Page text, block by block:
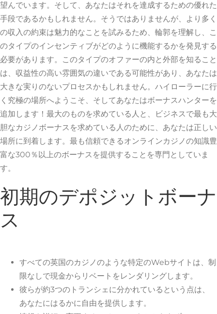
望んでいます。そして、あなたはそれを達成するための優れた
手段であるかもしれません。そうではありませんが、より多く
の収入の約束は魅力的なことを試みるため、輪郭を理解し、こ
のタイプのインセンティブがどのように機能するかを発見する
必要があります。このタイプのオファーの内と外部を知ること
は、収益性の高い雰囲気の違いである可能性があり、あなたは
大きな実りのないプロセスかもしれません。ハイローラーに行
く究極の場所へようこそ、そしてあなたはボーナスハンターを
追加します！最大のものを求めている人と、ビジネスで最も大
胆なカジノボーナスを求めている人のために、あなたは正しい
場所に到着します。最も信頼できるオンラインカジノの知識豊
富な300％以上のボーナスを提供することを専門としていま
す。
初期のデポジットボーナ
ス
すべての英国のカジノのような特定のWebサイトは、制
限なしで現金からリベートをレンダリングします。
彼らが約3つのトランシェに分かれているという点は、
あなたにはるかに自由を提供します。